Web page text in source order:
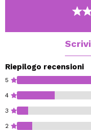
Riepilogo recensioni
5
4
3
2